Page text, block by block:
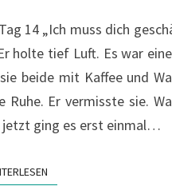
TISCH
LEGEN
–
TAG
14
14 „Ich muss dich
holte tief Luft. Es war
beide mit Kaffee und
Er vermisste sie.
jetzt ging es erst einmal…